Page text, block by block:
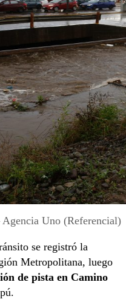
Uno (Referencial)
se registró la
Metropolitana, luego
de pista en Camino